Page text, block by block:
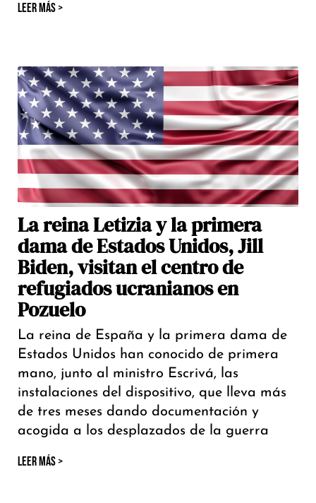
LEER MÁS >
La reina Letizia y la primera
dama de Estados Unidos, Jill
Biden, visitan el centro de
refugiados ucranianos en
Pozuelo
La reina de España y la primera dama de
Estados Unidos han conocido de primera
mano, junto al ministro Escrivá, las
instalaciones del dispositivo, que lleva más
de tres meses dando documentación y
acogida a los desplazados de la guerra
LEER MÁS >